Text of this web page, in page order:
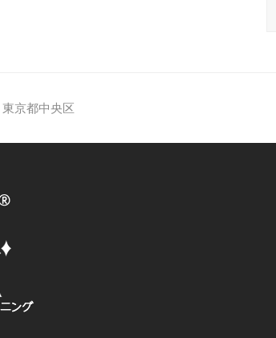
京都中央区